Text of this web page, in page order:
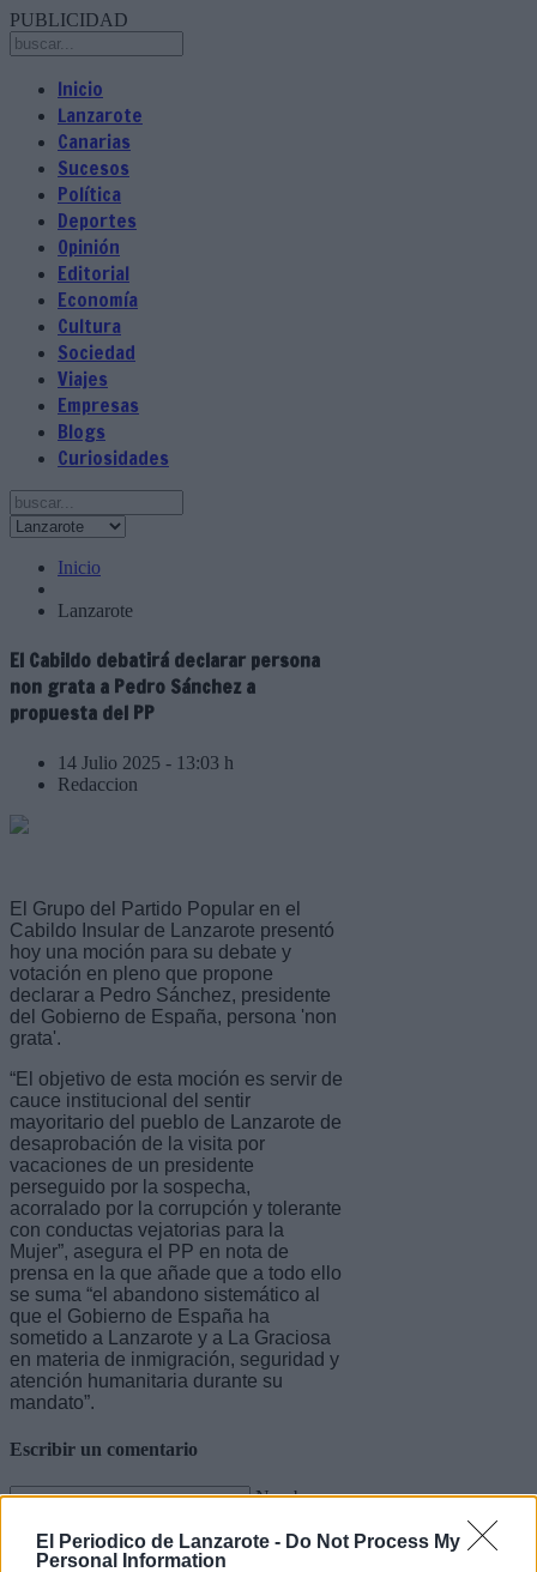
El Periodico de Lanzarote - Do Not Process My
Personal Information
PUBLICIDAD
Inicio
Lanzarote
Canarias
Sucesos
Política
Deportes
Opinión
Editorial
Economía
Cultura
Sociedad
Viajes
Empresas
Blogs
Curiosidades
Inicio
Lanzarote
El Cabildo debatirá declarar persona
non grata a Pedro Sánchez a
propuesta del PP
14 Julio 2025 - 13:03 h
Redaccion
El Grupo del Partido Popular en el
Cabildo Insular de Lanzarote presentó
hoy una moción para su debate y
votación en pleno que propone
declarar a Pedro Sánchez, presidente
del Gobierno de España, persona 'non
grata'.
“El objetivo de esta moción es servir de
cauce institucional del sentir
mayoritario del pueblo de Lanzarote de
desaprobación de la visita por
vacaciones de un presidente
perseguido por la sospecha,
acorralado por la corrupción y tolerante
con conductas vejatorias para la
Mujer”, asegura el PP en nota de
prensa en la que añade que a todo ello
se suma “el abandono sistemático al
que el Gobierno de España ha
sometido a Lanzarote y a La Graciosa
en materia de inmigración, seguridad y
atención humanitaria durante su
mandato”.
Escribir un comentario
Nombre